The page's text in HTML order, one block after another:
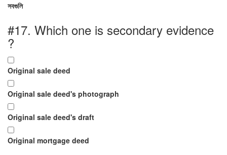
সবগুলি
#17. Which one is secondary evidence
?
Original sale deed
Original sale deed's photograph
Original sale deed's draft
Original mortgage deed